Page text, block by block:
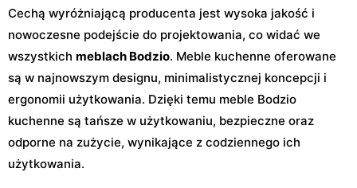
Cechą wyróżniającą producenta jest wysoka jakość i
nowoczesne podejście do projektowania, co widać we
wszystkich meblach Bodzio. Meble kuchenne oferowane
są w najnowszym designu, minimalistycznej koncepcji i
ergonomii użytkowania. Dzięki temu meble Bodzio
kuchenne są tańsze w użytkowaniu, bezpieczne oraz
odporne na zużycie, wynikające z codziennego ich
użytkowania.